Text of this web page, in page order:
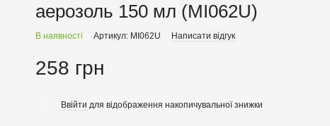
аерозоль 150 мл (MI062U)
В наявності Артикул: MI062U Написати відгук
258 грн
Ввійти для відображення накопичувальної знижки